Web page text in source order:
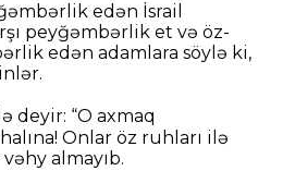
edən İsrail
peyğəmbərlik et və öz-
edən adamlara söylə ki,
deyir: “O axmaq
Onlar öz ruhları ilə
almayıb.